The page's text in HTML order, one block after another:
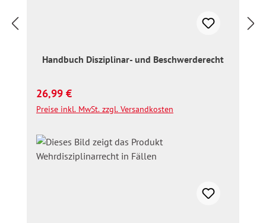
Handbuch Disziplinar- und Beschwerderecht
Regulärer Preis:
26,99 €
Preise inkl. MwSt. zzgl. Versandkosten